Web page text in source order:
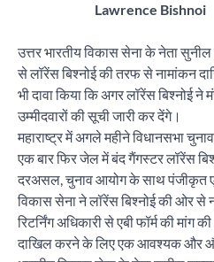
Lawrence Bishnoi
उत्तर भारतीय विकास सेना के नेता सुनील
से लॉरेंस बिश्नोई की तरफ से नामांकन
भी दावा किया कि अगर लॉरेंस बिश्नोई ने
उम्मीदवारों की सूची जारी कर देंगे।
महाराष्ट्र में अगले महीने विधानसभा
एक बार फिर जेल में बंद गैंगस्टर लॉरेंस
दरअसल, चुनाव आयोग के साथ पंजीकृत
विकास सेना ने लॉरेंस बिश्नोई की ओर से
रिटर्निंग अधिकारी से एबी फॉर्म की मांग
दाखिल करने के लिए एक आवश्यक और